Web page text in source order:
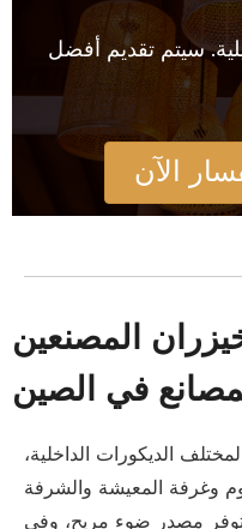
سيتم تقديم أفضل
الآن
المصنعين
في الصين
الديكورات الداخلية،
وغرفة المعيشة والشرفة
مصدر ضوء مريح، وفي